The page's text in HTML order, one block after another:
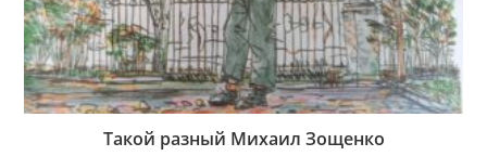
Такой разный Михаил Зощенко